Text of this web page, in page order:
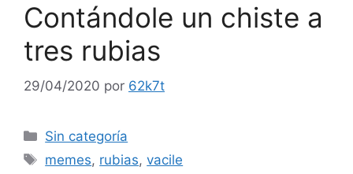
Contándole un chiste a
tres rubias
29/04/2020 por 62k7t
Categorías
Sin categoría
Etiquetas
memes, rubias,vacile